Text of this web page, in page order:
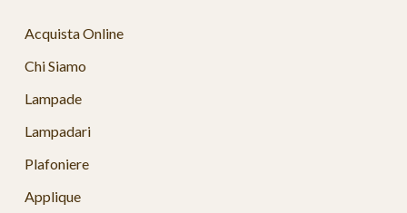
Acquista Online
Chi Siamo
Lampade
Lampadari
Plafoniere
Applique